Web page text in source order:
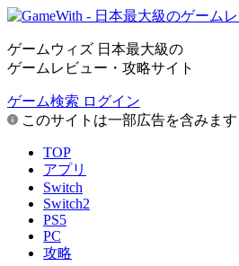
ゲームウィズ 日本最大級の
ゲームレビュー・攻略サイト
ゲーム検索 ログイン
このサイトは一部広告を含みます
TOP
アプリ
Switch
Switch2
PS5
PC
攻略